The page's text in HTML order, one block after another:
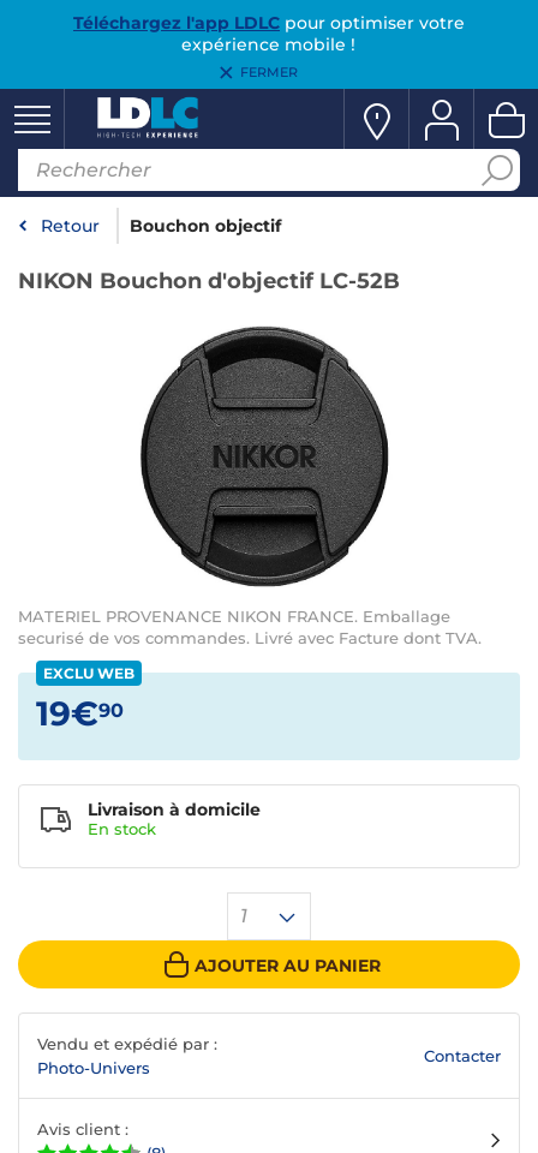
Téléchargez l'app LDLCpour optimiser votre
expérience mobile !
FERMER
Retour Bouchon objectif
NIKON Bouchon d'objectif LC-52B
MATERIEL PROVENANCE NIKON FRANCE. Emballage
securisé de vos commandes. Livré avec Facture dont TVA.
EXCLU WEB
19€90
1
AJOUTER AU PANIER
Livraison à domicile
En stock
Vendu et expédié par :
Photo-Univers
Contacter
Avis client :